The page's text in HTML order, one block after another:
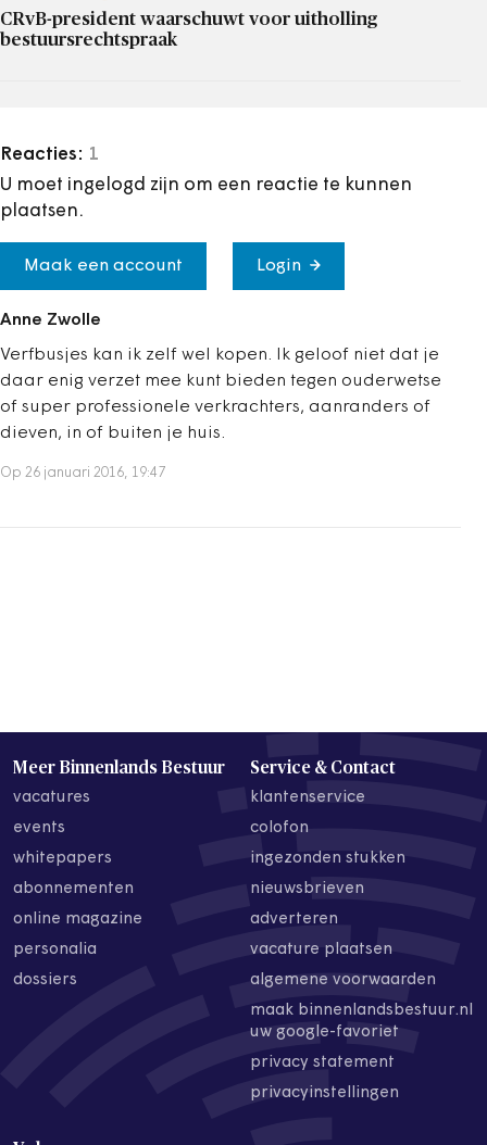
CRvB-president waarschuwt voor uitholling
bestuursrechtspraak
Reacties: 1
U moet ingelogd zijn om een reactie te kunnen
plaatsen.
Maak een account Login
Anne Zwolle
Verfbusjes kan ik zelf wel kopen. Ik geloof niet dat je
daar enig verzet mee kunt bieden tegen ouderwetse
of super professionele verkrachters, aanranders of
dieven, in of buiten je huis.
Op 26 januari 2016, 19:47
Meer Binnenlands Bestuur
vacatures
events
whitepapers
abonnementen
online magazine
personalia
dossiers
Service & Contact
klantenservice
colofon
ingezonden stukken
nieuwsbrieven
adverteren
vacature plaatsen
algemene voorwaarden
maak binnenlandsbestuur.nl
uw google-favoriet
privacy statement
privacyinstellingen